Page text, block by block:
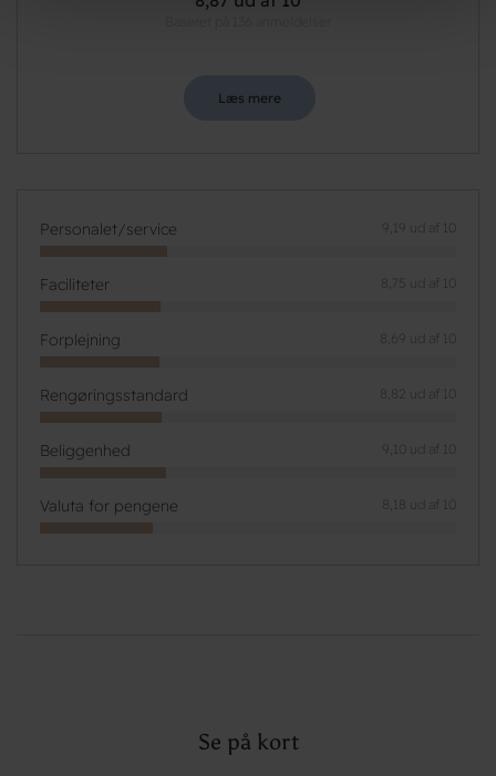
Læs mere
Personalet/service 9,19 ud af 10
Faciliteter 8,75 ud af 10
Forplejning 8,69 ud af 10
Rengøringsstandard 8,82 ud af 10
Beliggenhed 9,10 ud af 10
Valuta for pengene 8,18 ud af 10
Se på kort